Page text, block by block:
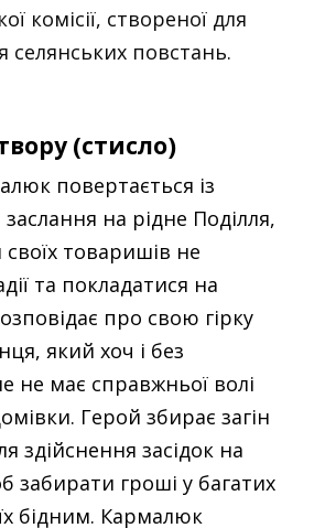
комісії, створеної для
повстань.
(стисло)
повертається із
заслання на рідне Поділля,
товаришів не
та покладатися на
про свою гірку
який хоч і без
не має справжньої волі
Герой збирає загін
здійснення засідок на
забирати гроші у багатих
бідним. Кармалюк